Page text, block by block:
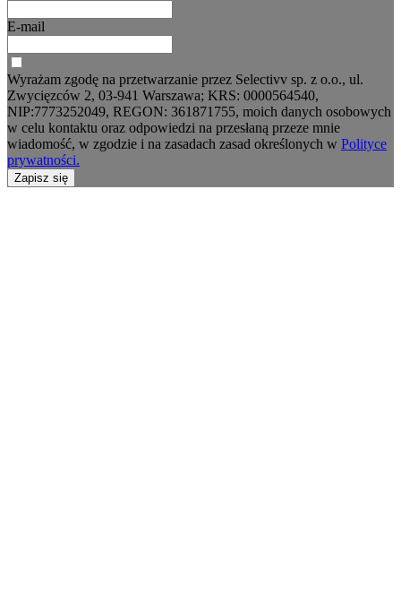
E-mail
Wyrażam zgodę na przetwarzanie przez Selectivv sp. z o.o., ul.
Zwycięzców 2, 03-941 Warszawa; KRS: 0000564540,
NIP:7773252049, REGON: 361871755, moich danych osobowych
w celu kontaktu oraz odpowiedzi na przesłaną przeze mnie
wiadomość, w zgodzie i na zasadach zasad określonych w Polityce
prywatności.
Zapisz się